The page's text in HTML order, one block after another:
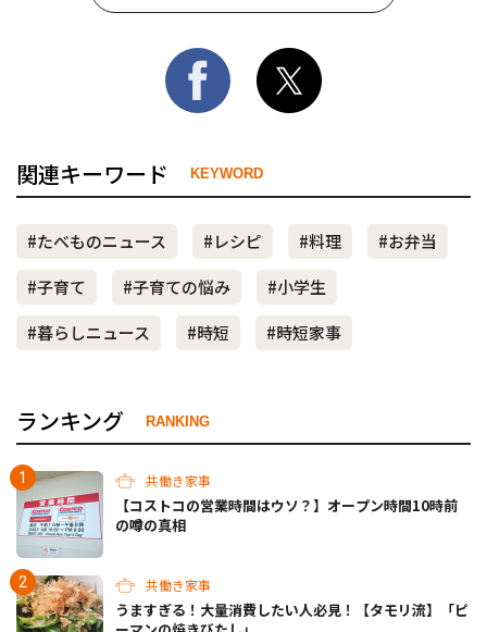
関連キーワード KEYWORD
#たべものニュース #レシピ #料理
#お弁当
#子育て
#子育ての悩み
#小学生
#暮らしニュース
#時短 #時短家事
ランキング RANKING
共働き家事
【コストコの営業時間はウソ？】オープン時間10時前
の噂の真相
共働き家事
うますぎる！大量消費したい人必見！【タモリ流】「ピ